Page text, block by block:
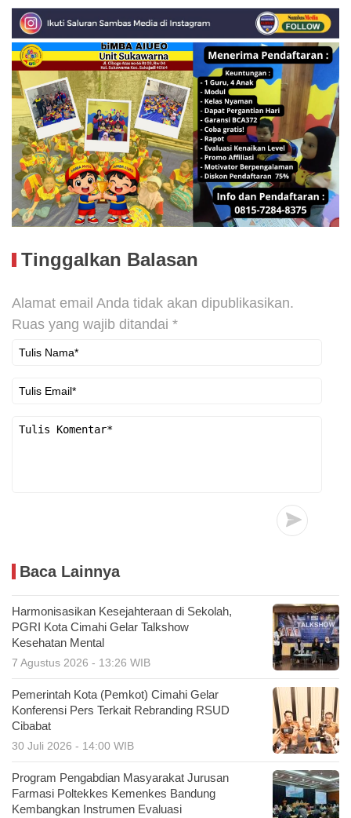
Tinggalkan Balasan
Alamat email Anda tidak akan dipublikasikan.
Ruas yang wajib ditandai *
Baca Lainnya
Harmonisasikan Kesejahteraan di Sekolah,
PGRI Kota Cimahi Gelar Talkshow
Kesehatan Mental
7 Agustus 2026 - 13:26 WIB
Pemerintah Kota (Pemkot) Cimahi Gelar
Konferensi Pers Terkait Rebranding RSUD
Cibabat
30 Juli 2026 - 14:00 WIB
Program Pengabdian Masyarakat Jurusan
Farmasi Poltekkes Kemenkes Bandung
Kembangkan Instrumen Evaluasi